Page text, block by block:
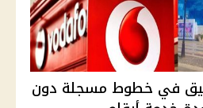
في خطوط مسجلة دون